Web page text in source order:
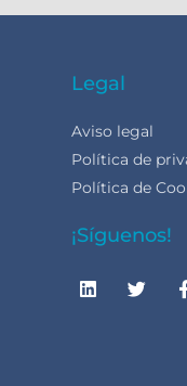
Legal
Aviso legal
Política de
Política de
¡Síguenos!